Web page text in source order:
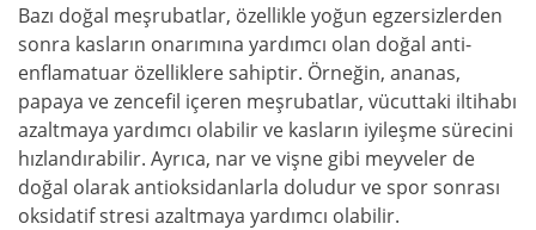
Bazı doğal meşrubatlar, özellikle yoğun egzersizlerden
sonra kasların onarımına yardımcı olan doğal anti-
enflamatuar özelliklere sahiptir. Örneğin, ananas,
papaya ve zencefil içeren meşrubatlar, vücuttaki iltihabı
azaltmaya yardımcı olabilir ve kasların iyileşme sürecini
hızlandırabilir. Ayrıca, nar ve vişne gibi meyveler de
doğal olarak antioksidanlarla doludur ve spor sonrası
oksidatif stresi azaltmaya yardımcı olabilir.